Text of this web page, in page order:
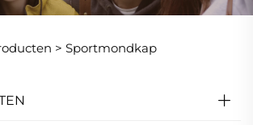
> Sportmondkap